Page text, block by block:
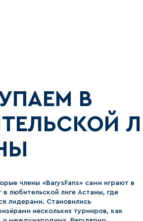
В
члены «BarysFans» сами играют в
любительской лиге Астаны, где
лидерами. Становились
нескольких турниров, как